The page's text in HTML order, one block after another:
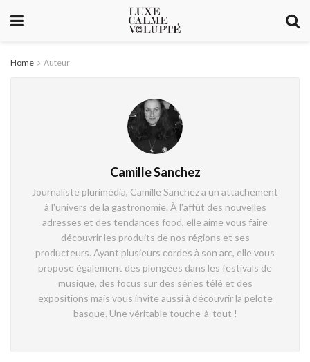
Home Auteur
Camille Sanchez
Journaliste plurimédia, Camille Sanchez a un attachement
à l'univers de la gastronomie. À l'affût des nouvelles
adresses et des tendances food, elle aime vous faire
découvrir les produits de nos régions et ses
producteurs. Ayant plusieurs cordes à son arc, elle vous
propose également des plongées dans les festivals de
musique, des focus sur des séries télé et des
expositions mais vous invite aussi à découvrir la pelote
basque. Une véritable touche-à-tout !